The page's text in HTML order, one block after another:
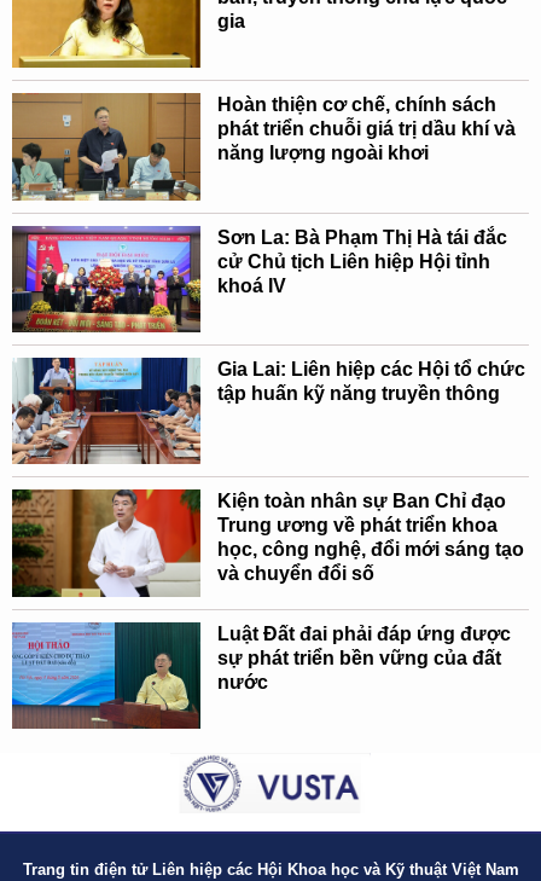
gia
Hoàn thiện cơ chế, chính sách
phát triển chuỗi giá trị dầu khí và
năng lượng ngoài khơi
Sơn La: Bà Phạm Thị Hà tái đắc
cử Chủ tịch Liên hiệp Hội tỉnh
khoá IV
Gia Lai: Liên hiệp các Hội tổ chức
tập huấn kỹ năng truyền thông
Kiện toàn nhân sự Ban Chỉ đạo
Trung ương về phát triển khoa
học, công nghệ, đổi mới sáng tạo
và chuyển đổi số
Luật Đất đai phải đáp ứng được
sự phát triển bền vững của đất
nước
Trang tin điện tử Liên hiệp các Hội Khoa học và Kỹ thuật Việt Nam